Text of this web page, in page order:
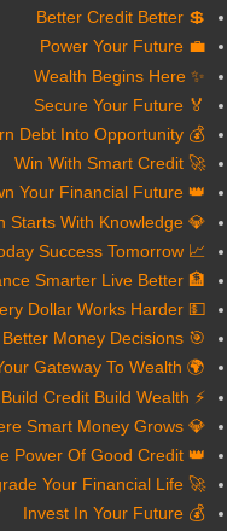
💲 Better Credit Better
💼 Power Your Future
✨ Wealth Begins Here
🏅 Secure Your Future
💰 Turn Debt Into Opportunity
🚀 Win With Smart Credit
👑 Own Your Financial Future
💎 Wealth Starts With Knowledge
📈 Credit Today Success Tomorrow
🏦 Finance Smarter Live Better
💵 Every Dollar Works Harder
🎯 Unlock Better Money Decisions
🌍 Your Gateway To Wealth
⚡ Build Credit Build Wealth
💎 Where Smart Money Grows
👑 The Power Of Good Credit
🚀 Upgrade Your Financial Life
💰 Invest In Your Future